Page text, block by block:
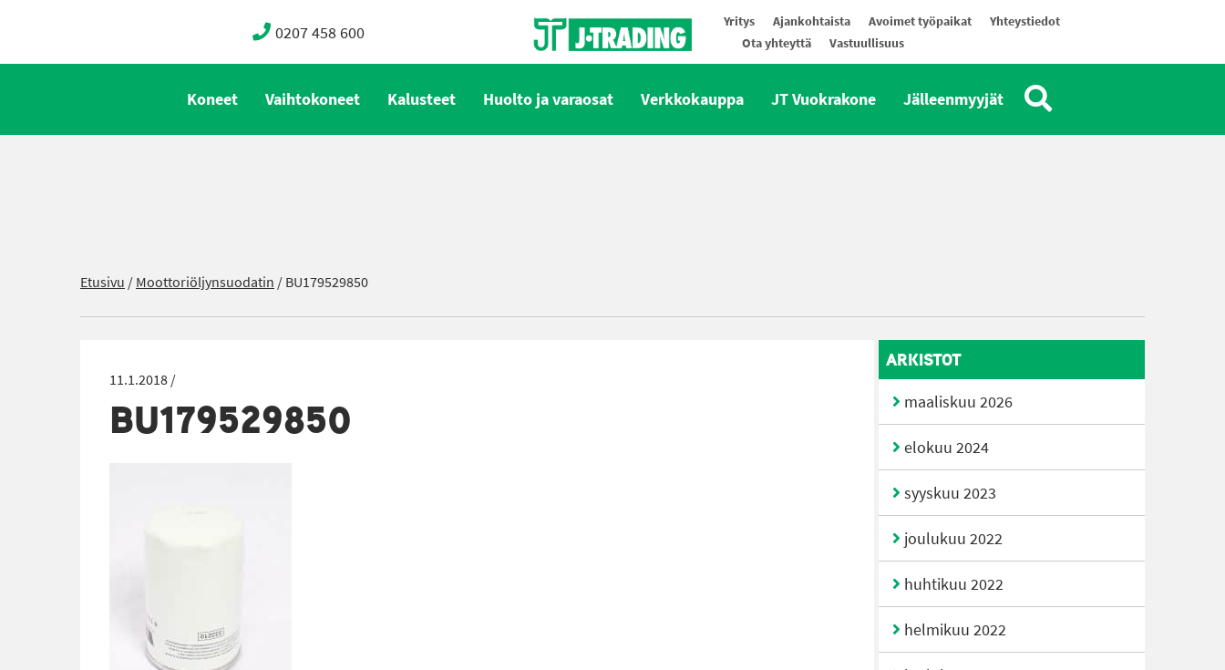
0207 458 600 Yritys Ajankohtaista Avoimet työpaikat
Yhteystiedot
Ota yhteyttä
Vastuullisuus
Koneet Vaihtokoneet Kalusteet Huolto ja varaosat Verkkokauppa JT Vuokrakone Jälleenmyyjät
Etusivu /Moottoriöljynsuodatin /BU179529850
11.1.2018 /
BU179529850
ARKISTOT
maaliskuu 2026
elokuu 2024
syyskuu 2023
joulukuu 2022
huhtikuu 2022
helmikuu 2022